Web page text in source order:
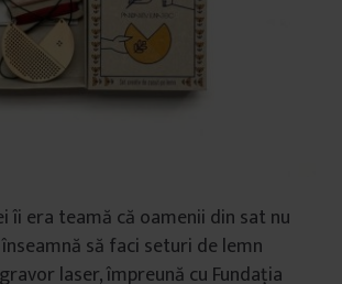
îi era teamă că oamenii din sat nu
să faci seturi de lemn
laser, împreună cu Fundația